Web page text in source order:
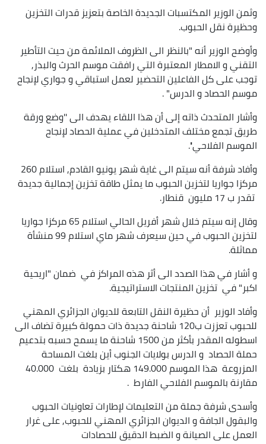
وثمن الوزير المكتسبات الجديدة الخاصة بتعزيز قدرات التخزين
وحظيرة نقل الحبوب.
وأوضح الوزير أنه "بالنظر الى الظروف الملائمة من حيت التأطير
التقني و الامطار المعتبرة التي رافقت موسم الحرث والبذر,
توجب على كل الفاعلين التحضير لعمل استباقي و جواري لإنجاح
موسم الحصاد و الدرس" .
وأشار المتحدث ذاته إلى أن هذا اللقاء يهدف الى ''وضع ورقة
طريق تجمع مختلف المتدخلين في عملية الحصاد لإنجاح
الموسم الفلاحي''.
وأفاد شرفة أنه سيتم الى غاية شهر يونيو القادم, استلام 260
مركزا جواريا لتخزين الحبوب ما يمثل طاقة تخزين إجمالية جديدة
تقدر ب 17 مليون قنطار.
وقال إنه سيتم خلال شهر أفريل الحالي استلام 65 مركزا جواريا
لتخزين الحبوب في حين سيعرف شهر ماي استلام 99 منشأة
مماثلة.
و أشار في هذا الصدد الى أثر هذه المراكز في ضمان "اريحية
اكبر" في تخزين المنتجات الاستراتيجية.
وأفاد الوزير أن حظيرة النقل التابعة للديوان الجزائري المهني
للحبوب تعززت ب120 شاحنة جديدة ذات حمولة كبيرة تضاف الى
اسطوله المقدر بأكثر من 1500 شاحنة ما يسمح حسبه بتدعيم
حملة الحصاد و الدرس بولايات الجنوب أين بلغت المساحة
المزروعة هذا الموسم 149.000 هكتار بزيادة بلغت 40.000
مقارنة بالموسم الفلاحي الفارط .
وأسدى شرفة جملة من التعليمات لإطارات تعاونيات الحبوب
والبقول الجافة و الديوان الجزائري المهني للحبوب, على غرار
العمل على الصيانة و الضبط الدقيق للحصادات